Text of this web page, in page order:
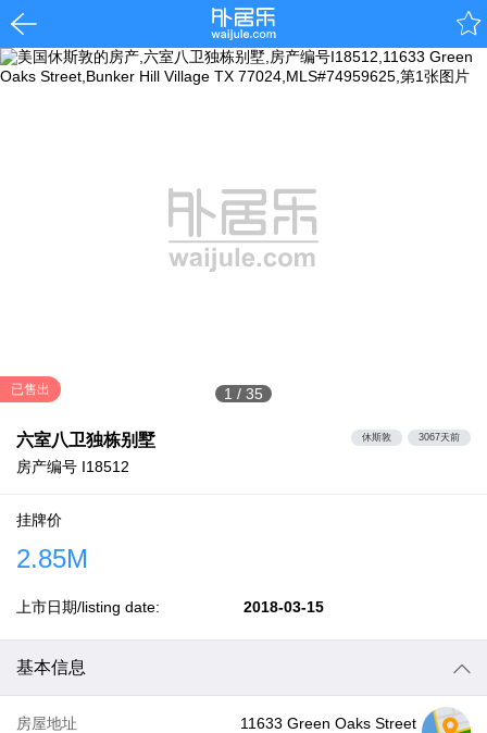
1 / 35
已售出
六室八卫独栋别墅
房产编号 I18512
休斯敦 3067天前
挂牌价
2.85M
上市日期/listing date: 2018-03-15
基本信息
房屋地址
11633 Green Oaks Street